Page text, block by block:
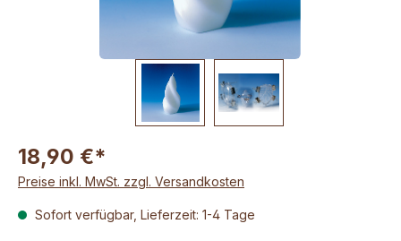
18,90 €*
Preise inkl. MwSt. zzgl. Versandkosten
Sofort verfügbar, Lieferzeit: 1-4 Tage